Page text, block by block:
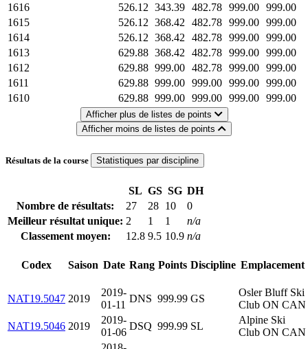
1616
526.12 343.39 482.78 999.00 999.00
1615
526.12 368.42 482.78 999.00 999.00
1614
526.12 368.42 482.78 999.00 999.00
1613
629.88 368.42 482.78 999.00 999.00
1612
629.88 999.00 482.78 999.00 999.00
1611
629.88 999.00 999.00 999.00 999.00
1610
629.88 999.00 999.00 999.00 999.00
Afficher plus de listes de points
Afficher moins de listes de points
Résultats de la course Statistiques par discipline
SL GS SG DH
Nombre de résultats:
27 28 10
0
Meilleur résultat unique: 2 1 1
n/a
Classement moyen:
12.8 9.5 10.9 n/a
Codex Saison Date Rang Points Discipline Emplacement
NAT19.5047 2019
2019-
01-11
DNS 999.99 GS
Osler Bluff Ski
Club ON CAN
NAT19.5046 2019
2019-
01-06
DSQ 999.99 SL
Alpine Ski
Club ON CAN